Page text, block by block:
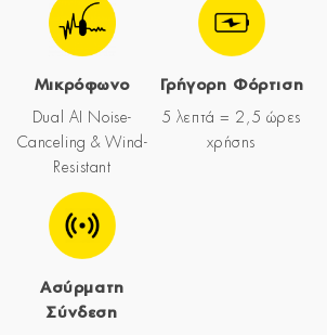
Μικρόφωνο
Dual AI Noise-
Canceling & Wind-
Resistant
Γρήγορη Φόρτιση
5 λεπτά = 2,5 ώρες
χρήσης
Ασύρματη
Σύνδεση